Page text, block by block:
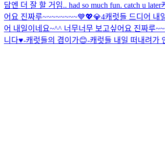
담엔 더 잘 할 거임.. had so much fun. catch u later
어요 진짜루~~~~~~~~💙💖💎4캐럿들 드디어 내
어 내일이네요~^^ 너무너무 보고싶어요 진짜루
니다♥️-캐럿들의 겸이가😊-캐럿들 내일 떠내려가